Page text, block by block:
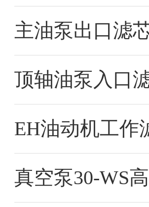
主油泵出口滤
顶轴油泵入口
真空泵30-WS